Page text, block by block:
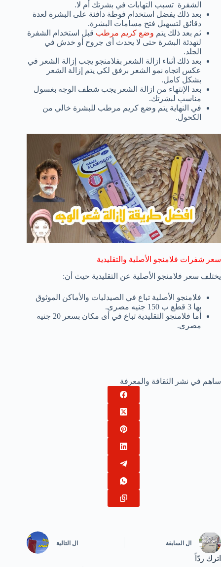
الشفرة تسبب التهابات في بشرتك أم لا.
بعد ذلك يفضل استخدام فوطة دافئة على البشرة لعدة
دقائق لتسهيل فتح مسامات البشرة.
ثم بعد ذلك يتم وضع كريم مرطب قبل استخدام الشفرة
لتهدئة البشرة حتى لا يحدث أى جروح أو خدش في
الجلد.
بعد ذلك أثناء ازالة الشعر بفلامنجو يجب إزالة الشعر في
عكس اتجاه نمو الشعر برفق لكي يتم إزالة الشعر
بشكل كامل.
بعد الإنتهاء من ازالة الشعر يجب شطف الوجه بغسول
مناسب لبشرتك.
في النهاية يتم وضع كريم مرطب للبشرة خالي من
الكحول.
سعر شفرات فلامنجو الأصلية والتقليدية
يختلف سعر فلامنجو الأصلية عن التقليدية حيث أن:
فلامنجو الأصلية تباع في الصيدليات والأماكن الموثوق
بها 3 قطع ب 150 جنيه مصرى.
أما فلامنجو التقليدية تباع في أى مكان بسعر 20 جنيه
مصرى.
ساهم في نشر الثقافة والمعرفة
ال السابقة ال التالية
اترك ردّاً